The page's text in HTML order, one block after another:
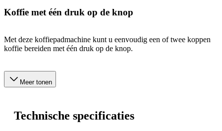
Koffie met één druk op de knop
Met deze koffiepadmachine kunt u eenvoudig een of twee koppen
koffie bereiden met één druk op de knop.
Meer tonen
Technische specificaties